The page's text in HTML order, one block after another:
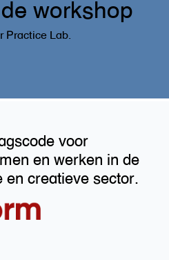
workshop
Practice Lab.
voor
en werken in de
en creatieve sector.